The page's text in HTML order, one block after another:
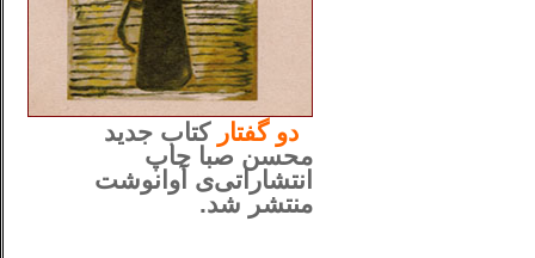
دوگفتار کتاب جدید
محسن صبا چاپ
انتشاراتی‌ی آوانوشت
منتشر شد.